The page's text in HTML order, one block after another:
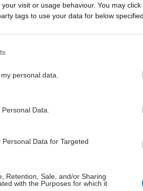
visit or usage behaviour. You may
tags to use your data for below
personal data.
Data.
Data for Targeted
Retention, Sale, and/or Sharing
with the Purposes for which it
να περιέχει ένα
της γήρανσης